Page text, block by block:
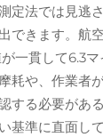
定法では見逃
できます。航
一貫して6.3
耗や、作業者
する必要があ
基準に直面し